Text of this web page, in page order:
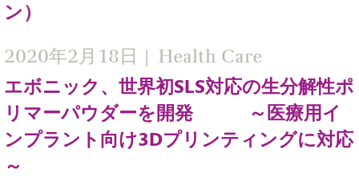
ン）
2020年2月18日
エボニック、世界初SLS対応の生分解性ポ
リマーパウダーを開発 ～医療用イ
ンプラント向け3Dプリンティングに対応
～
Health Care